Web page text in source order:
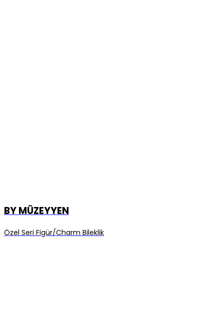
BY MÜZEYYEN
Özel Seri Figür/Charm Bileklik